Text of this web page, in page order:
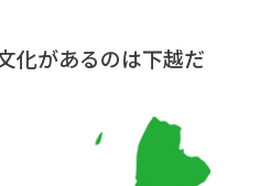
化があるのは下越だ